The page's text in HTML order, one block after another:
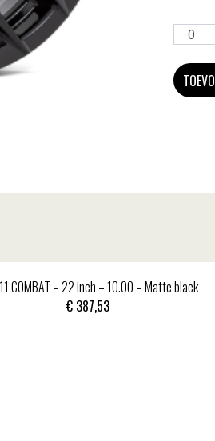
COMBAT – 22 inch – 10.00 – Matte black
€ 387,53